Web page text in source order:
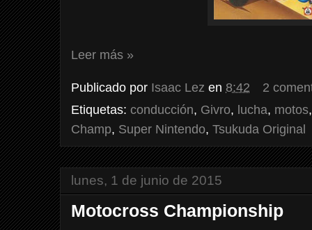
Leer más »
Publicado por Isaac Lez en 8:42
2
Etiquetas: conducción, Givro, lucha, motos
Champ, Super Nintendo, Tsukuda Original
lunes, 1 de junio de 2015
Motocross Championship